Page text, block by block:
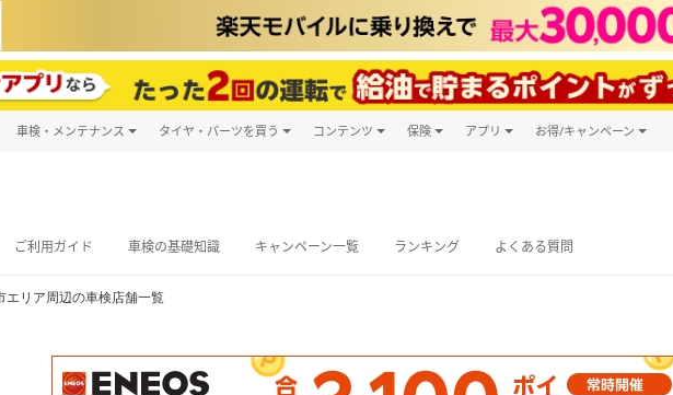
車検・メンテナンス タイヤ・パーツを買う コンテンツ 保険 アプリ お得/キャンペーン
ご利用ガイド 車検の基礎知識 キャンペーン一覧 ランキング よくある質問
エリア周辺の車検店舗一覧